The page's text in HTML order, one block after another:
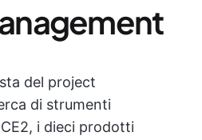
del project
di strumenti
i dieci prodotti